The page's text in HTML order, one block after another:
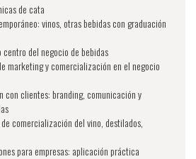
de cata
vinos, otras bebidas con graduación
centro del negocio de bebidas
marketing y comercialización en el negocio
con clientes: branding, comunicación y
comercialización del vino, destilados,
para empresas: aplicación práctica